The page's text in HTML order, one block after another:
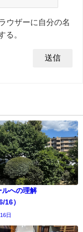
ウザーに自分の名
る。
ルへの理解
16）
日